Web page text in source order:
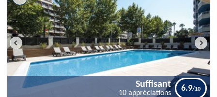
Suffisant
10 appréciations
6.9